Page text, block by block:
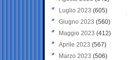
Luglio 2023 (605)
Giugno 2023 (560)
Maggio 2023 (412)
Aprile 2023 (567)
Marzo 2023 (506)